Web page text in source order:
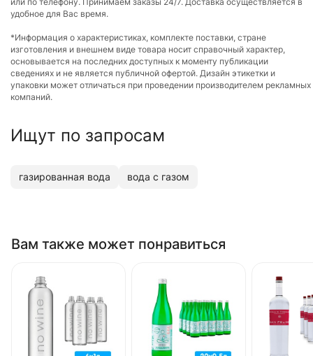
удобное для Вас время.
*Информация о характеристиках, комплекте поставки, стране
изготовления и внешнем виде товара носит справочный характер,
основывается на последних доступных к моменту публикации
сведениях и не является публичной офертой. Дизайн этикетки и
упаковки может отличаться при проведении производителем рекламных
компаний.
Ищут по запросам
газированная вода вода с газом
Вам также может понравиться